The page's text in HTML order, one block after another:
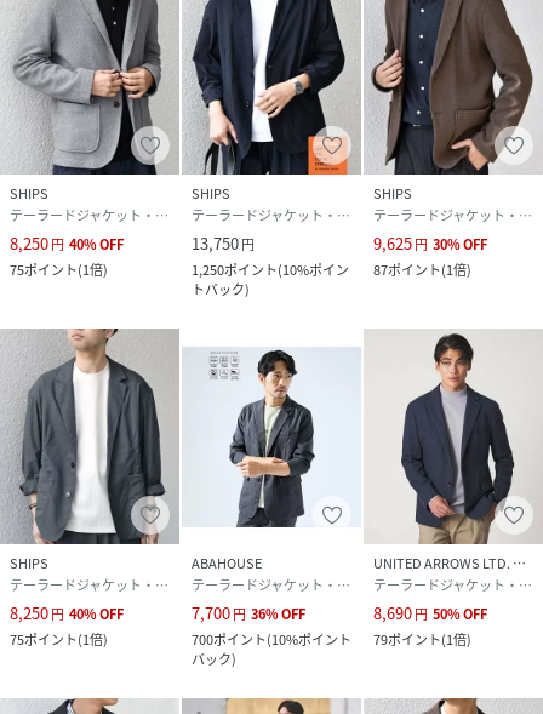
【注意事項】
※末永く愛用頂く為に、アテンションタグ・洗濯ネームを必
ずご確認の上、着用又はお取り扱いください。
※撮影環境による光の当たり具合やパソコン・スマートフォ
ンなどの閲覧環境によって、実際の色味と異なって見える場
合があります。
商品の色味は商品単体で撮影した画像をご参照ください。
※画像の商品はサンプルです。
実際の商品と仕様、加工、サイズが若干異なる場合がござ
チャコールグレー：165cm着用サイズ：SMALL
ダークグレー：177cm着用サイズ：LARGE
ネイビー：165cm着用サイズ：SMALL
性別タイプ
原産国 中国
素材 ポリエステル100％
サイズ SMALL、MEDIUM、LARGE、X-LARGE
(712910003-17-93 HK6129)
SHIPS
テーラードジャケット・ブレザー
8,250円 40%OFF
75ポイント(1倍)
SHIPS
テーラードジャケット・ブレザー
13,750円
1,250ポイント(10%ポイン
トバック)
SHIPS
テーラードジャケット・ブレザー
9,625円 30%OFF
87ポイント(1倍)
SHIPS
テーラードジャケット・ブレザー
8,250円 40%OFF
75ポイント(1倍)
ABAHOUSE
テーラードジャケット・ブレザー
7,700円 36%OFF
700ポイント(10%ポイント
バック)
UNITED ARROWS LTD. OUTLET
テーラードジャケット・ブレザー
8,690円 50%OFF
79ポイント(1倍)